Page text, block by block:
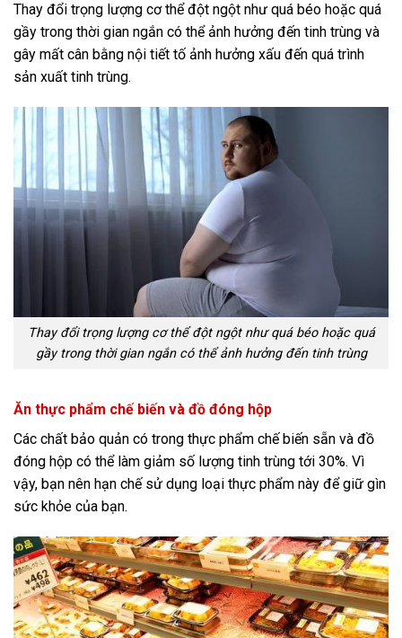
Thay đổi trọng lượng cơ thể đột ngột như quá béo hoặc quá
gầy trong thời gian ngắn có thể ảnh hưởng đến tinh trùng và
gây mất cân bằng nội tiết tố ảnh hưởng xấu đến quá trình
sản xuất tinh trùng.
Thay đổi trọng lượng cơ thể đột ngột như quá béo hoặc quá
gầy trong thời gian ngắn có thể ảnh hưởng đến tinh trùng
Ăn thực phẩm chế biến và đồ đóng hộp
Các chất bảo quản có trong thực phẩm chế biến sẵn và đồ
đóng hộp có thể làm giảm số lượng tinh trùng tới 30%. Vì
vậy, bạn nên hạn chế sử dụng loại thực phẩm này để giữ gìn
sức khỏe của bạn.